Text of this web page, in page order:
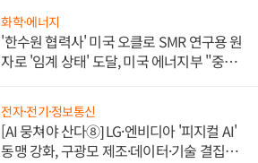
화학·에너지
'한수원 협력사' 미국 오클로 SMR 연구용 원
자로 '임계 상태' 도달, 미국 에너지부 "중요
전자·전기·정보통신
[AI 뭉쳐야 산다⑧] LG·엔비디아 '피지컬 AI'
동맹 강화, 구광모 제조·데이터·기술 결집